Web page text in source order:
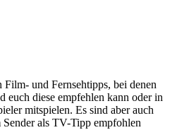
und Fernsehtipps, bei denen
euch diese empfehlen kann oder in
mitspielen. Es sind aber auch
als TV-Tipp empfohlen